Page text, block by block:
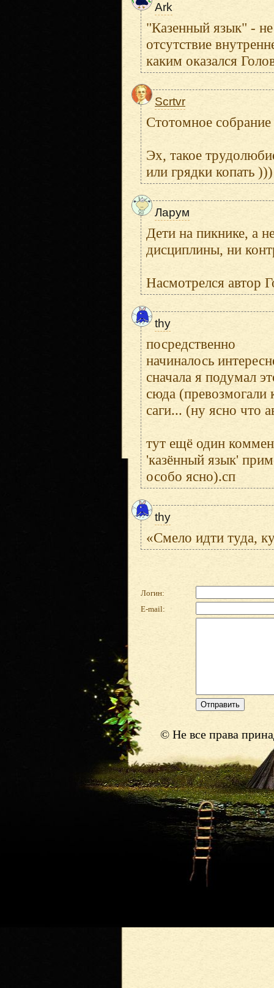
Ark
"Казенный язык" -
отсутствие
каким оказался
Scrtvr
Стотомное
Эх, такое
или грядки копать )))
Ларум
Дети на пикнике, а
дисциплины, ни
Насмотрелся автор
thy
посредственно
начиналось
сначала я подумал
сюда (превозмогали
саги... (ну ясно что
тут ещё один
'казённый язык'
особо ясно).сп
thy
«Смело идти туда,
Логин:
E-mail:
© Не все права